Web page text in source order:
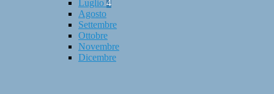
Luglio 4
Agosto
Settembre
Ottobre
Novembre
Dicembre